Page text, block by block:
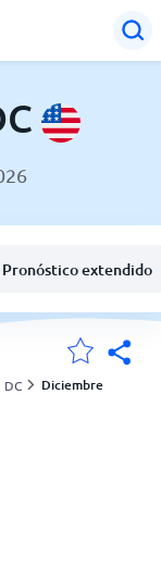
Pronóstico extendido
Diciembre